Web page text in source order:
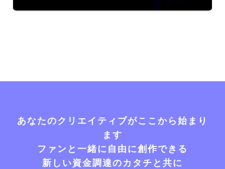
あなたのクリエイティブがここから始まり
ます
ファンと一緒に自由に創作できる
新しい資金調達のカタチと共に